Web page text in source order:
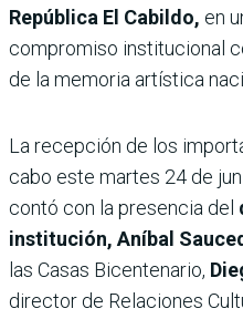
República El Cabildo, en
compromiso institucional
de la memoria artística
La recepción de los
cabo este martes 24 de
contó con la presencia del
institución, Aníbal
las Casas Bicentenario,
director de Relaciones